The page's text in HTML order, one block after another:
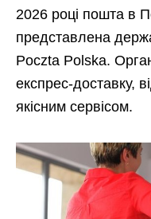
2026 році пошта в
представлена
Poczta Polska.
експрес-доставку,
якісним сервісом.